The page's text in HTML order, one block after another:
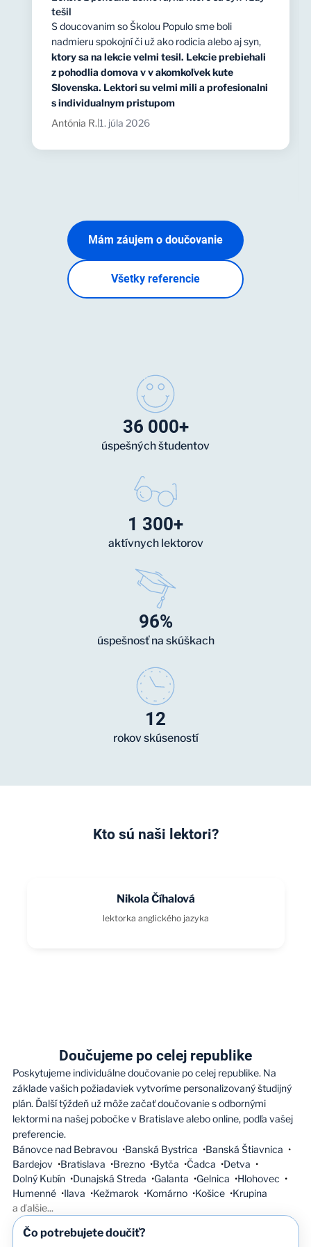
tešil
S doucovanim so Školou Populo sme boli
nadmieru spokojní či už ako rodicia alebo aj syn,
ktory sa na lekcie velmi tesil. Lekcie prebiehali
z pohodlia domova v v akomkoľvek kute
Slovenska. Lektori su velmi mili a profesionalni
s individualnym pristupom
Antónia R.|1. júla 2026
Mám záujem o doučovanie
Všetky referencie
36 000+
úspešných študentov
1 300+
aktívnych lektorov
96%
úspešnosť na skúškach
12
rokov skúseností
Kto sú naši lektori?
Nikola Číhalová
lektorka anglického jazyka
Doučujeme po celej republike
Poskytujeme individuálne doučovanie po celej republike. Na
základe vašich požiadaviek vytvoríme personalizovaný študijný
plán. Ďalší týždeň už môže začať doučovanie s odbornými
lektormi na našej pobočke v Bratislave alebo online, podľa vašej
preferencie.
Bánovce nad Bebravou
Banská Bystrica
Banská Štiavnica
Bardejov
Bratislava Brezno Bytča Čadca
Detva
Dolný Kubín
Dunajská Streda Galanta Gelnica
Hlohovec
Humenné
Ilava Kežmarok Komárno Košice
Krupina
a ďalšie...